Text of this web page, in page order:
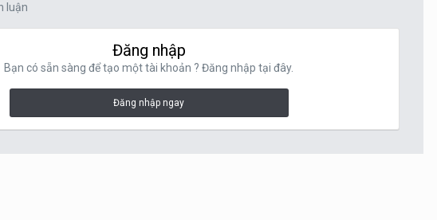
luận
Đăng nhập
Bạn có sẵn sàng để tạo một tài khoản ? Đăng nhập tại đây.
Đăng nhập ngay